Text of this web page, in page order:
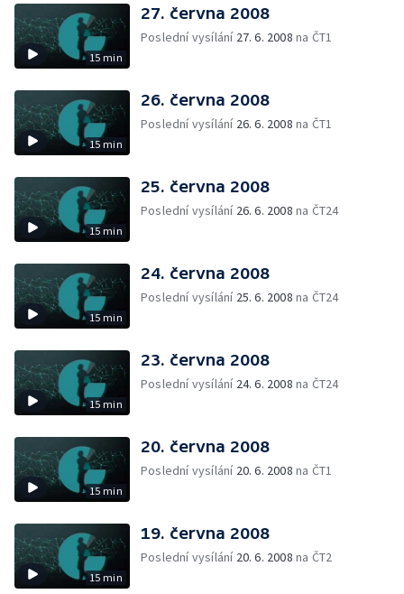
15 min
27. června 2008
Poslední vysílání 27. 6. 2008 na ČT1
15 min
26. června 2008
Poslední vysílání 26. 6. 2008 na ČT1
15 min
25. června 2008
Poslední vysílání 26. 6. 2008 na ČT24
15 min
24. června 2008
Poslední vysílání 25. 6. 2008 na ČT24
15 min
23. června 2008
Poslední vysílání 24. 6. 2008 na ČT24
15 min
20. června 2008
Poslední vysílání 20. 6. 2008 na ČT1
15 min
19. června 2008
Poslední vysílání 20. 6. 2008 na ČT2